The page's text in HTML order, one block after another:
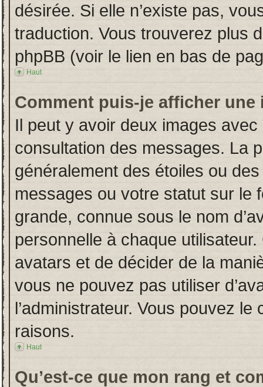
désirée. Si elle n’existe pas,
traduction. Vous trouverez plus
phpBB (voir le lien en bas de
Haut
Comment puis-je afficher une
Il peut y avoir deux images
consultation des messages. La
généralement des étoiles ou
messages ou votre statut sur le
grande, connue sous le nom
personnelle à chaque utilisateur.
avatars et de décider de la
vous ne pouvez pas utiliser
l’administrateur. Vous pouvez
raisons.
Haut
Qu’est-ce que mon rang et